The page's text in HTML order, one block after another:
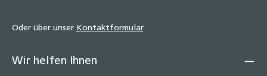
Oder über unser Kontaktformular.
Wir helfen Ihnen